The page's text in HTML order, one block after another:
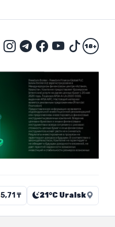
18+
5,71 ₸ 21°C Uralsk